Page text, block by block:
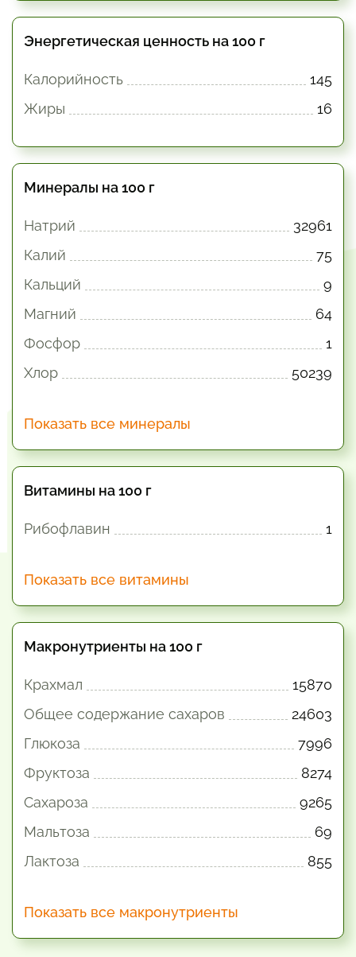
Энергетическая ценность на 100 г
Калорийность
145
Жиры
16
Минералы на 100 г
Натрий
32961
Калий
75
Кальций
9
Магний
64
Фосфор
1
Хлор
50239
Показать все минералы
Витамины на 100 г
Рибофлавин 1
Показать все витамины
Макронутриенты на 100 г
Крахмал
15870
Общее содержание сахаров
24603
Глюкоза
7996
Фруктоза
8274
Сахароза
9265
Мальтоза
69
Лактоза
855
Показать все макронутриенты